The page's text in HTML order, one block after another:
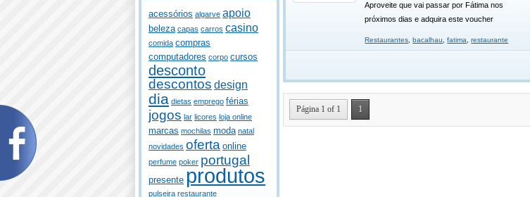
acessórios algarve apoio
beleza capas carros casino
comida compras
computadores corpo cursos
desconto
descontos design
dia dietas emprego férias
jogos lar licores loja online
marcas mochilas moda natal
novidades oferta online
perfume poker portugal
presente produtos
pulseira restaurante
Aproveite que vai passar por Fátima nos
próximos dias e adquira este voucher
Restaurantes ,bacalhau ,fatima ,restaurante
Página 1 of 1 1